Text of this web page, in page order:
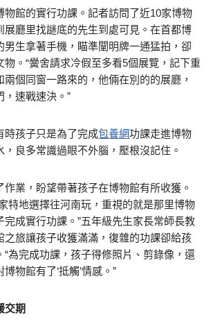
物館的實行功課。記者訪問了近10家博物
展廳里找謎底的先生到處可見。在首都博
男生拿著手機，瞄準闡明牌一通猛拍，卻
物。“黌舍請求冷假至多看5個展覽，記下重
個同窗一路來的，他倆在別的的展廳，
，速戰速決。”
時孩子只是為了完成包養網功課走進博物
良多常識過眼不外腦，壓根沒記住。
業，盼望帶著孩子在博物館有所收獲。
特地選擇往河南玩，重視的就是那里博物
完成實行功課。”五年級先生家長常師長教
之旅讓孩子收獲滿滿，復雜的功課卻給孩
“為完成功課，孩子得修照片、剪錄像，還
物館有了‘抵觸’情感。”
交期